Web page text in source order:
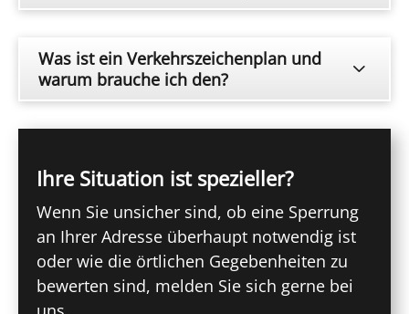
Was ist ein Verkehrszeichenplan und
warum brauche ich den?
Ihre Situation ist spezieller?
Wenn Sie unsicher sind, ob eine Sperrung
an Ihrer Adresse überhaupt notwendig ist
oder wie die örtlichen Gegebenheiten zu
bewerten sind, melden Sie sich gerne bei